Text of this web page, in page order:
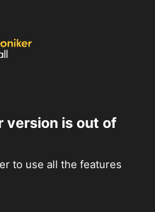
version is out of
to use all the features